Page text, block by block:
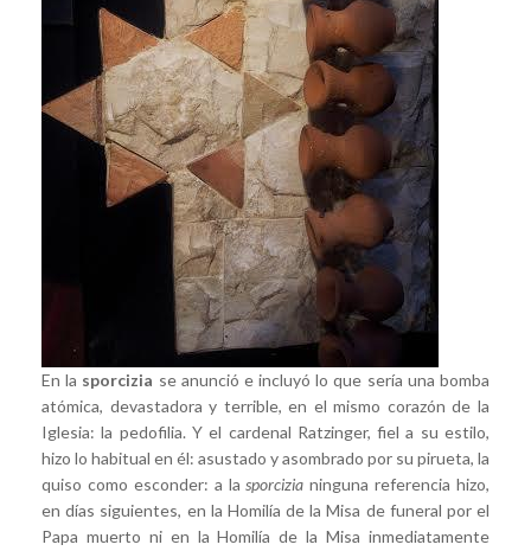
En la sporcizia se anunció e incluyó lo que sería una bomba
atómica, devastadora y terrible, en el mismo corazón de la
Iglesia: la pedofilia. Y el cardenal Ratzinger, fiel a su estilo,
hizo lo habitual en él: asustado y asombrado por su pirueta, la
quiso como esconder: a lasporcizianinguna referencia hizo,
en días siguientes, en la Homilía de la Misa de funeral por el
Papa muerto ni en la Homilía de la Misa inmediatamente